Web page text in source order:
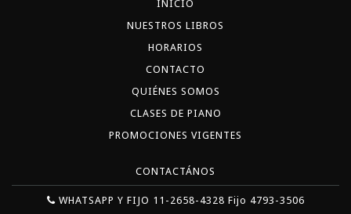
INICIO
NUESTROS LIBROS
HORARIOS
CONTACTO
QUIÉNES SOMOS
CLASES DE PIANO
PROMOCIONES VIGENTES
CONTACTÁNOS
WHATSAPP Y FIJO 11-2658-4328 Fijo 4793-3506